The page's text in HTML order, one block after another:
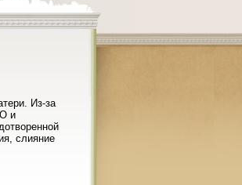
Из-за
и
слияние